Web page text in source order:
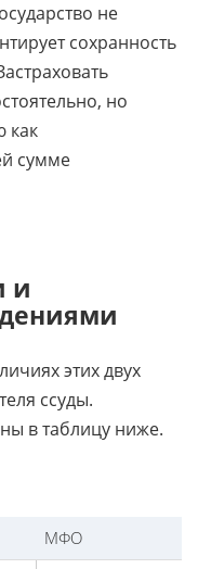
не
сохранность
но
как
сумме
и
этих двух
ссуды.
в таблицу ниже.
МФО